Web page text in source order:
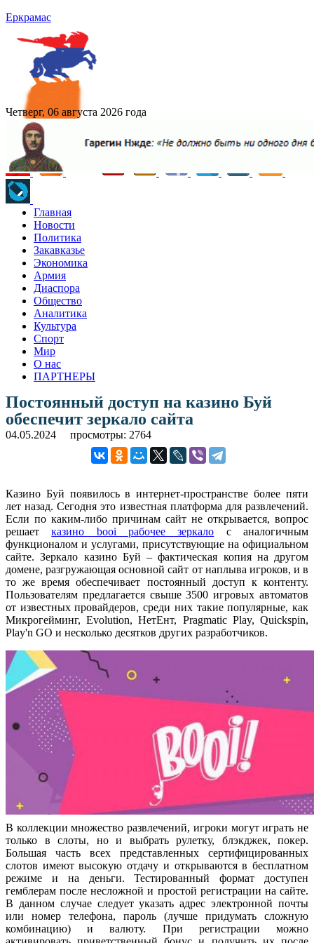
Еркрамас
Четверг, 06 августа 2026 года
Главная
Новости
Политика
Закавказье
Экономика
Армия
Диаспора
Общество
Аналитика
Культура
Спорт
Мир
О нас
ПАРТНЕРЫ
Постоянный доступ на казино Буй
обеспечит зеркало сайта
04.05.2024 просмотры: 2764
Казино Буй появилось в интернет-пространстве более пяти
лет назад. Сегодня это известная платформа для развлечений.
Если по каким-либо причинам сайт не открывается, вопрос
решаетказино booi рабочее зеркало с аналогичным
функционалом и услугами, присутствующие на официальном
сайте. Зеркало казино Буй – фактическая копия на другом
домене, разгружающая основной сайт от наплыва игроков, и в
то же время обеспечивает постоянный доступ к контенту.
Пользователям предлагается свыше 3500 игровых автоматов
от известных провайдеров, среди них такие популярные, как
Микрогейминг, Evolution, НетЕнт, Pragmatic Play, Quickspin,
Play'n GO и несколько десятков других разработчиков.
В коллекции множество развлечений, игроки могут играть не
только в слоты, но и выбрать рулетку, блэкджек, покер.
Большая часть всех представленных сертифицированных
слотов имеют высокую отдачу и открываются в бесплатном
режиме и на деньги. Тестированный формат доступен
гемблерам после несложной и простой регистрации на сайте.
В данном случае следует указать адрес электронной почты
или номер телефона, пароль (лучше придумать сложную
комбинацию) и валюту. При регистрации можно